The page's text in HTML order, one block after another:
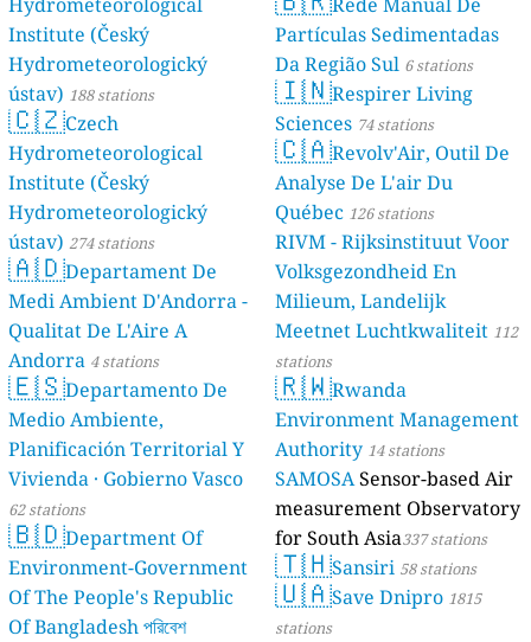
Institute (Český
Hydrometeorologický
ústav) 188 stations
🇨🇿Czech
Hydrometeorological
Institute (Český
Hydrometeorologický
ústav) 274 stations
🇦🇩Departament De
Medi Ambient D'Andorra -
Qualitat De L'Aire A
Andorra 4 stations
🇪🇸Departamento De
Medio Ambiente,
Planificación Territorial Y
Vivienda · Gobierno Vasco
62 stations
🇧🇩Department Of
Environment-Government
Of The People's Republic
Of Bangladesh পরিবেশ
Partículas Sedimentadas
Da Região Sul 6 stations
🇮🇳Respirer Living
Sciences 74 stations
🇨🇦Revolv'Air, Outil De
Analyse De L'air Du
Québec 126 stations
RIVM - Rijksinstituut Voor
Volksgezondheid En
Milieum, Landelijk
Meetnet Luchtkwaliteit 112
stations
🇷🇼Rwanda
Environment Management
Authority 14 stations
SAMOSASensor-based Air
measurement Observatory
for South Asia337 stations
🇹🇭Sansiri 58 stations
🇺🇦Save Dnipro 1815
stations